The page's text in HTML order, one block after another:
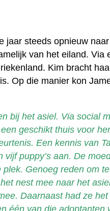
jaar steeds opnieuw
van het eiland. Via
Kim bracht
Op die manier kon
bij het asiel. Via social
geschikt thuis voor
Een kennis van
puppy’s aan. De
Genoeg reden om
nest mee naar het
Daarnaast had ze
één van die adoptanten